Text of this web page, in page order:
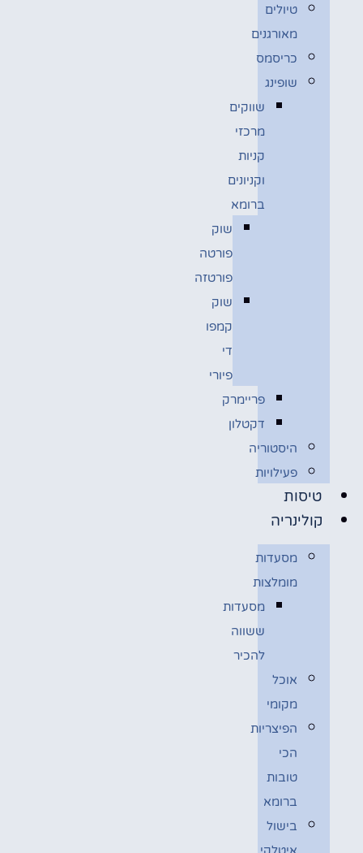
טיולים
מאורגנים
כריסמס
שופינג
שווקים
מרכזי
קניות
וקניונים
ברומא
שוק
פורטה
פורטזה
שוק
קמפו
די
פיורי
פריימרק
דקטלון
היסטוריה
פעילויות
טיסות
קולינריה
מסעדות
מומלצות
מסעדות
ששווה
להכיר
אוכל
מקומי
הפיצריות
הכי
טובות
ברומא
בישול